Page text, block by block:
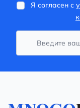
Я согласен с